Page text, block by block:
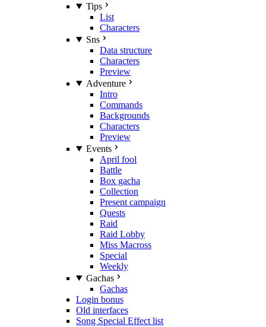
Tips
List
Characters
Sns
Data structure
Characters
Preview
Adventure
Intro
Commands
Backgrounds
Characters
Preview
Events
April fool
Battle
Box gacha
Collection
Present campaign
Quests
Raid
Raid Lobby
Miss Macross
Special
Weekly
Gachas
Gachas
Login bonus
Old interfaces
Song Special Effect list